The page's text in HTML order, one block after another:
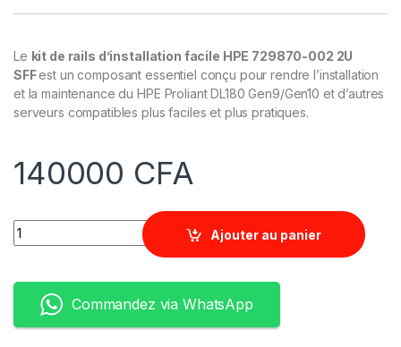
Le kit de rails d’installation facile HPE 729870-002 2U
SFFest un composant essentiel conçu pour rendre l’installation
et la maintenance du HPE Proliant DL180 Gen9/Gen10 et d’autres
serveurs compatibles plus faciles et plus pratiques.
140000 CFA
Quantity
Ajouter au panier
Commandez via WhatsApp